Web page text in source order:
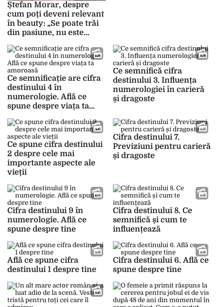
Ștefan Morar, despre
cum poți deveni relevant
în beauty: „Se poate trăi
din pasiune, nu este
îți dorești cu adevărat”
Ce semnificație are cifra
destinului 4 în
numerologie. Află ce
spune despre viața ta
Ce semnifică cifra
destinului 3. Influența
numerologiei în carieră
și dragoste
Ce spune cifra destinului
2 despre cele mai
importante aspecte ale
vieții
Cifra destinului 7.
Previziuni pentru carieră
și dragoste
Cifra destinului 9 în
numerologie. Află ce
spune despre tine
Cifra destinului 8. Ce
semnifică și cum te
influențează
Află ce spune cifra
destinului 1 despre tine
Cifra destinului 6. Află ce
spune despre tine